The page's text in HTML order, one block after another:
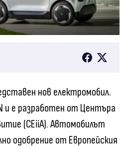
нов електромобил.
и е разработен от Центъра
(CEiiA). Автомобилът
одобрение от Европейския